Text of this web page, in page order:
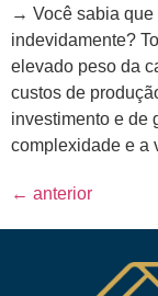
→ Você sabia que
indevidamente?
elevado peso da
custos de
investimento e de
complexidade e a
← anterior